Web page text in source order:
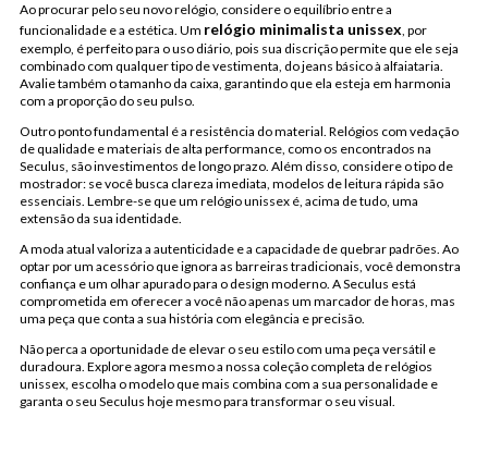
Ao procurar pelo seu novo relógio, considere o equilíbrio entre a
funcionalidade e a estética. Um relógio minimalista unissex, por
exemplo, é perfeito para o uso diário, pois sua discrição permite que ele seja
combinado com qualquer tipo de vestimenta, do jeans básico à alfaiataria.
Avalie também o tamanho da caixa, garantindo que ela esteja em harmonia
com a proporção do seu pulso.
Outro ponto fundamental é a resistência do material. Relógios com vedação
de qualidade e materiais de alta performance, como os encontrados na
Seculus, são investimentos de longo prazo. Além disso, considere o tipo de
mostrador: se você busca clareza imediata, modelos de leitura rápida são
essenciais. Lembre-se que um relógio unissex é, acima de tudo, uma
extensão da sua identidade.
A moda atual valoriza a autenticidade e a capacidade de quebrar padrões. Ao
optar por um acessório que ignora as barreiras tradicionais, você demonstra
confiança e um olhar apurado para o design moderno. A Seculus está
comprometida em oferecer a você não apenas um marcador de horas, mas
uma peça que conta a sua história com elegância e precisão.
Não perca a oportunidade de elevar o seu estilo com uma peça versátil e
duradoura. Explore agora mesmo a nossa coleção completa de relógios
unissex, escolha o modelo que mais combina com a sua personalidade e
garanta o seu Seculus hoje mesmo para transformar o seu visual.